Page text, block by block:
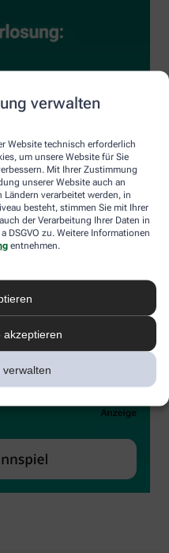
verwalten
Website technisch erforderlich
um unsere Website für Sie
Mit Ihrer Zustimmung
unserer Website auch an
verarbeitet werden, in
besteht, stimmen Sie mit Ihrer
der Verarbeitung Ihrer Daten in
DSGVO zu. Weitere Informationen
entnehmen.
akzeptieren
verwalten